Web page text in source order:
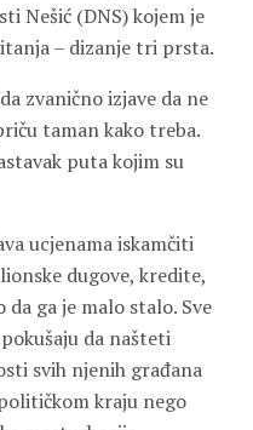
Nešić (DNS) kojem je
– dizanje tri prsta.
zvanično izjave da ne
taman kako treba.
puta kojim su
ucjenama iskamčiti
dugove, kredite,
da ga je malo stalo. Sve
da našteti
svih njenih građana
kraju nego